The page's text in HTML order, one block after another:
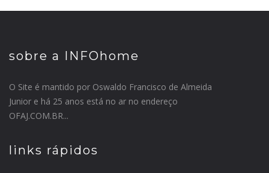
sobre a INFOhome
O Site é mantido por Oswaldo Francisco de Almeida
Junior e há 25 anos está no ar no endereço
OFAJ.COM.BR...
links rápidos